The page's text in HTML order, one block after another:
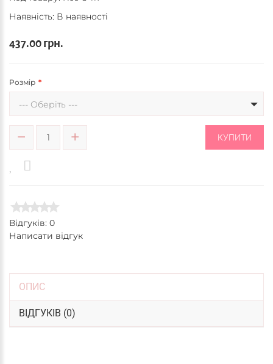
Наявність: В наявності
437.00 грн.
Розмір
--- Оберіть ---
КУПИТИ
Відгуків: 0
Написати відгук
ОПИС
ВІДГУКІВ (0)